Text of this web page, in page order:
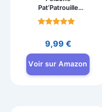
Pat’Patrouille
Marcus 15 cm
GUND
4.7
sur 5
9,99 €
Voir sur Amazon